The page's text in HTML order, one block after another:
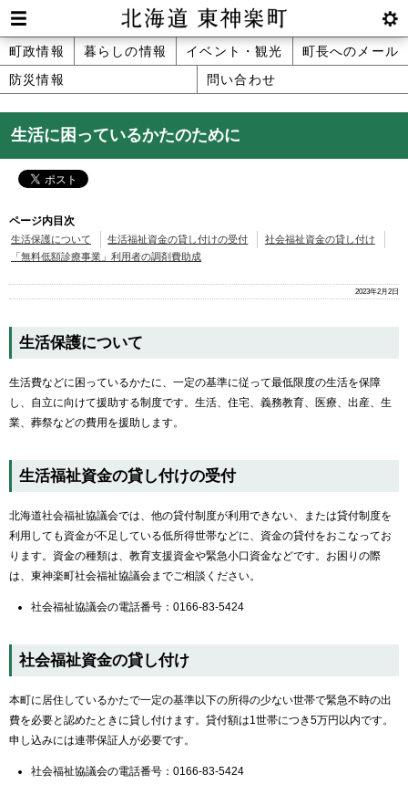
本
文
へ
メ
ュ
Men
u
btnS
ettin
北海道 東神楽町 Hokkaido
メ
ニ
ュ
町政情報 暮らしの情報 イベント・観光
町長へのメール
防災情報
問い合わせ
生活に困っているかたのために
ページ内目次
生活保護について 生活福祉資金の貸し付けの受付
社会福祉資金の貸し付け
「無料低額診療事業」利用者の調剤費助成
2023年2月2日
生活保護について
生活費などに困っているかたに、一定の基準に従って最低限度の生活を保障
し、自立に向けて援助する制度です。生活、住宅、義務教育、医療、出産、生
業、葬祭などの費用を援助します。
生活福祉資金の貸し付けの受付
北海道社会福祉協議会では、他の貸付制度が利用できない、または貸付制度を
利用しても資金が不足している低所得世帯などに、資金の貸付をおこなってお
ります。資金の種類は、教育支援資金や緊急小口資金などです。お困りの際
は、東神楽町社会福祉協議会までご相談ください。
社会福祉協議会の電話番号：0166-83-5424
社会福祉資金の貸し付け
本町に居住しているかたで一定の基準以下の所得の少ない世帯で緊急不時の出
費を必要と認めたときに貸し付けます。貸付額は1世帯につき5万円以内です。
申し込みには連帯保証人が必要です。
社会福祉協議会の電話番号：0166-83-5424